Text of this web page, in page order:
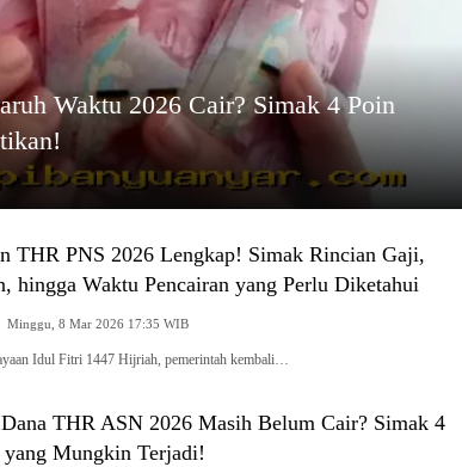
Waktu 2026 Cair? Simak 4 Poin
THR PNS 2026 Lengkap! Simak Rincian Gaji,
hingga Waktu Pencairan yang Perlu Diketahui
Minggu, 8 Mar 2026 17:35 WIB
Idul Fitri 1447 Hijriah, pemerintah kembali…
THR ASN 2026 Masih Belum Cair? Simak 4
yang Mungkin Terjadi!